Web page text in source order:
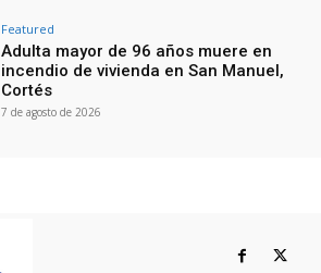
Featured
Adulta mayor de 96 años muere en
incendio de vivienda en San Manuel,
Cortés
7 de agosto de 2026